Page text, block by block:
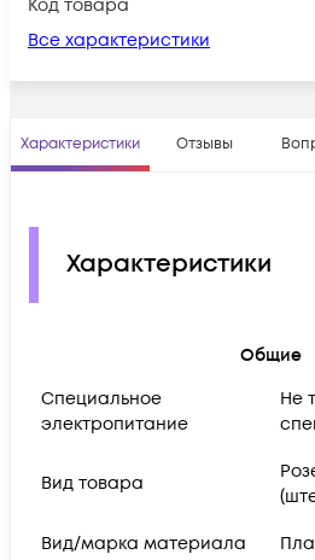
Код товара
Все характеристики
Характеристики Отзывы
Характеристики
Общие
Cпециальное
электропитание
Не
Вид товара
Вид/марка материала